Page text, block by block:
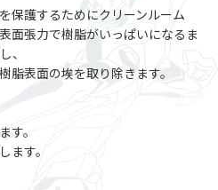
保護するためにクリーンルーム
面張力で樹脂がいっぱいになるま
、
脂表面の埃を取り除きます。
す。
ます。